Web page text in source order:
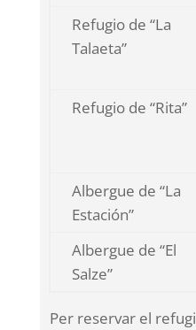
Refugio de “La
Talaeta”
Refugio de “Rita”
Albergue de “La
Estación”
Albergue de “El
Salze”
Per reservar el